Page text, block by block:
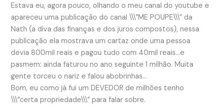
Estava eu, agora pouco, olhando o meu canal do youtube e
apareceu uma publicação do canal \\\”ME POUPE\\\” da
Nath (a diva das finanças e dos juros compostos), nessa
publicação ela mostrava um cartaz onde uma pessoa
devia 800mil reais e pagou tudo com 40mil reais…e
pasmem: ainda faturou no ano seguinte 1 milhão. Muita
gente torceu o nariz e falou abobrinhas…
Bom, eu como já fui um DEVEDOR de milhões tenho
\\\”certa propriedade\\\” para falar sobre.